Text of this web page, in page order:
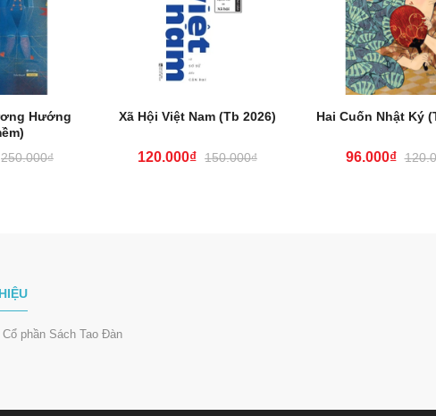
Hướng
250.000₫
Xã Hội Việt Nam (Tb 2026)
120.000₫ 150.000₫
Hai Cuốn Nhật Ký
96.000₫
phần Sách Tao Đàn